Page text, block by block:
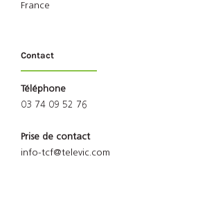
France
Contact
Téléphone
03 74 09 52 76
Prise de contact
info-tcf@televic.com